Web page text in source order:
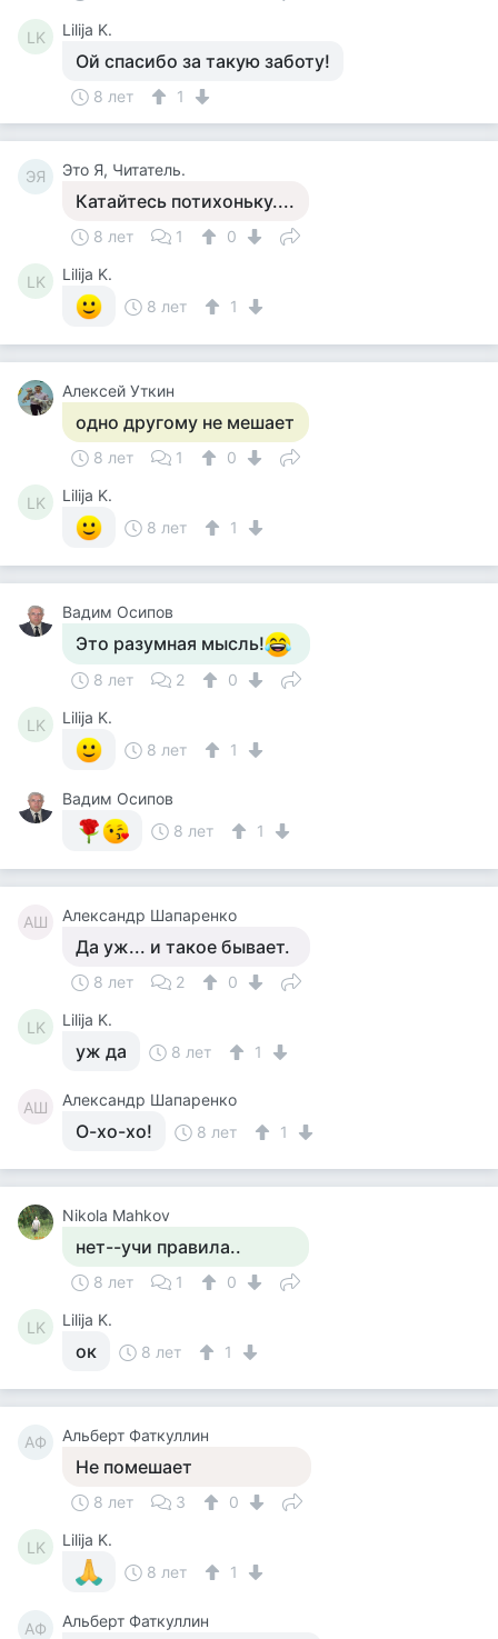
LK Lilija K.
Ой спасибо за такую заботу!
8 лет 1
ЭЯ Это Я, Читатель.
Катайтесь потихоньку....
8 лет 1 0
LK
Lilija K.
8 лет
1
Алексей Уткин
одно другому не мешает
8 лет 1 0
LK
Lilija K.
8 лет
1
Вадим Осипов
Это разумная мысль!
8 лет 2 0
LK
Lilija K.
8 лет
1
Вадим Осипов
8 лет
1
АШ Александр Шапаренко
Да уж... и такое бывает.
8 лет 2 0
LK Lilija K.
уж да 8 лет 1
АШ Александр Шапаренко
О-хо-хо! 8 лет 1
Nikola Mahkov
нет--учи правила..
8 лет 1 0
LK Lilija K.
ок 8 лет 1
АФ Альберт Фаткуллин
Не помешает
8 лет 3 0
LK
Lilija K.
8 лет
1
АФ Альберт Фаткуллин